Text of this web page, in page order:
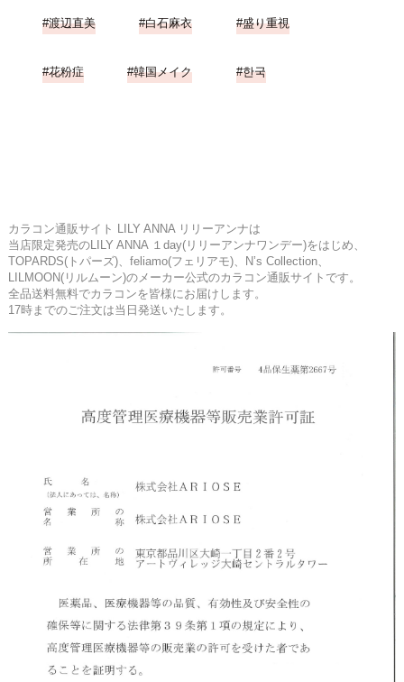
渡辺直美 白石麻衣 盛り重視
花粉症 韓国メイク 한국
カラコン通販サイト LILY ANNA リリーアンナは
当店限定発売のLILY ANNA １day(リリーアンナワンデー)をはじめ、
TOPARDS(トパーズ)、feliamo(フェリアモ)、N’s Collection、
LILMOON(リルムーン)のメーカー公式のカラコン通販サイトです。
全品送料無料でカラコンを皆様にお届けします。
17時までのご注文は当日発送いたします。